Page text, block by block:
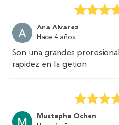
Muchas gracias por vuestra
Ana Alvarez
Hace 4 años
Son una grandes
rapidez en la getion
Mustapha Ochen